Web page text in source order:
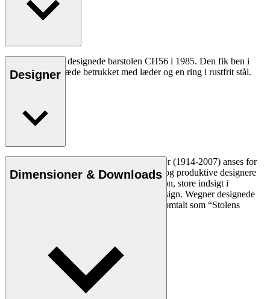
Hans J. Wegner designede barstolen CH56 i 1985. Den fik ben i
massivt træ, et sæde betrukket med læder og en ring i rustfrit stål.
Designer
Den danske møbeldesigner Hans J. Wegner (1914-2007) anses for
at være en af de mest kreative, innovative og produktive designere
nogensinde. Han var kendt for sin præcision, store indsigt i
håndværk og kompromisløse tilgang til design. Wegner designede
næsten 500 stole i sin levetid og blev ofte omtalt som “Stolens
Dimensioner & Downloads